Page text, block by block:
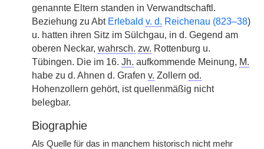
genannte Eltern standen in Verwandtschaftl.
Beziehung zu Abt Erlebald v. d. Reichenau (823–38)
u. hatten ihren Sitz im Sülchgau, in d. Gegend am
oberen Neckar, wahrsch. zw. Rottenburg u.
Tübingen. Die im 16. Jh. aufkommende Meinung, M.
habe zu d. Ahnen d. Grafen v. Zollern od.
Hohenzollern gehört, ist quellenmäßig nicht
belegbar.
Biographie
Als Quelle für das in manchem historisch nicht mehr